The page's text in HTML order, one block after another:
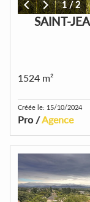
1/2
SAINT-
1524 m²
Créée le: 15/10/2024
Pro /Agence